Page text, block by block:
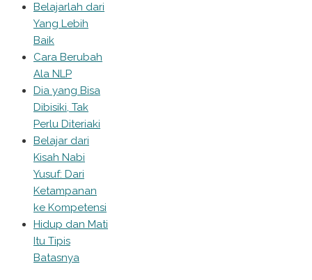
Belajarlah dari
Yang Lebih
Baik
Cara Berubah
Ala NLP
Dia yang Bisa
Dibisiki, Tak
Perlu Diteriaki
Belajar dari
Kisah Nabi
Yusuf: Dari
Ketampanan
ke Kompetensi
Hidup dan Mati
Itu Tipis
Batasnya